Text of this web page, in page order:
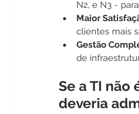
N2, e N3 -
Maior
clientes mais
Gestão
de
Se a TI não
deveria